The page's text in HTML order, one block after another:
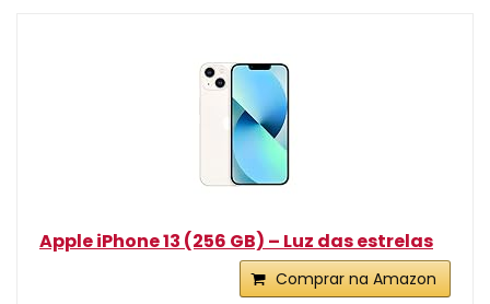
Apple iPhone 13 (256 GB) – Luz das estrelas
Comprar na Amazon